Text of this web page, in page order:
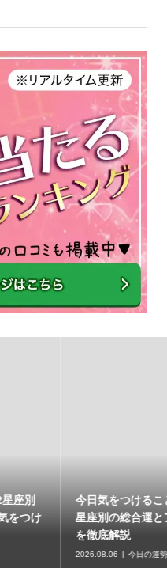
今日気をつけることとは？12
星座別の総合運とアドバイス
今日の運勢